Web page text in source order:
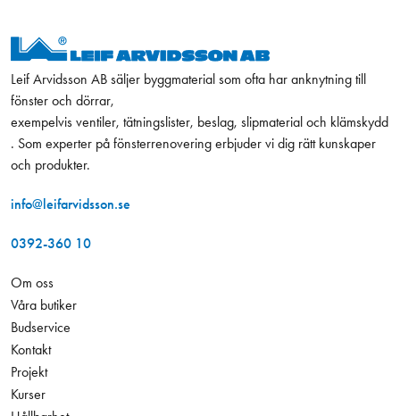
Leif Arvidsson AB säljer byggmaterial som ofta har anknytning till
fönster och dörrar,
exempelvis ventiler, tätningslister, beslag, slipmaterial och klämskydd
. Som experter på fönsterrenovering erbjuder vi dig rätt kunskaper
och produkter.
info@leifarvidsson.se
0392-360 10
Om oss
Våra butiker
Budservice
Kontakt
Projekt
Kurser